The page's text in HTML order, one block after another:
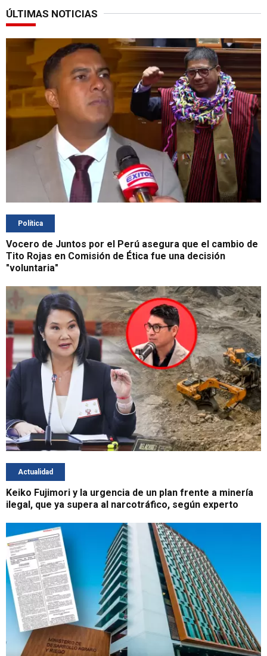
ÚLTIMAS NOTICIAS
Política
Vocero de Juntos por el Perú asegura que el cambio de
Tito Rojas en Comisión de Ética fue una decisión
"voluntaria"
Actualidad
Keiko Fujimori y la urgencia de un plan frente a minería
ilegal, que ya supera al narcotráfico, según experto